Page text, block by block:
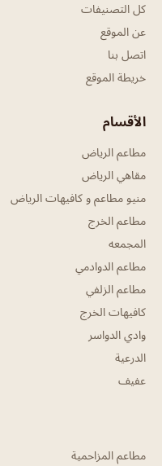
كل التصنيفات
عن الموقع
اتصل بنا
خريطة الموقع
الأقسام
مطاعم الرياض
مقاهي الرياض
منيو مطاعم و كافيهات الرياض
مطاعم الخرج
المجمعه
مطاعم الدوادمي
مطاعم الزلفي
كافيهات الخرج
وادي الدواسر
الدرعية
عفيف
مطاعم المزاحمية